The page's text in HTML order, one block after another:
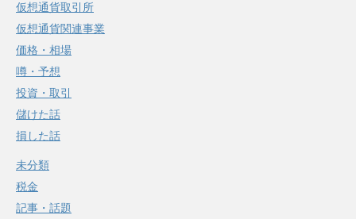
仮想通貨取引所
仮想通貨関連事業
価格・相場
噂・予想
投資・取引
儲けた話
損した話
未分類
税金
記事・話題